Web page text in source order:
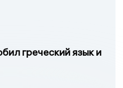
греческий язык и